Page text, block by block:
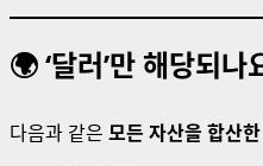
🌍 ‘달러’만 해당되
다음과 같은 모든 자산을 합산